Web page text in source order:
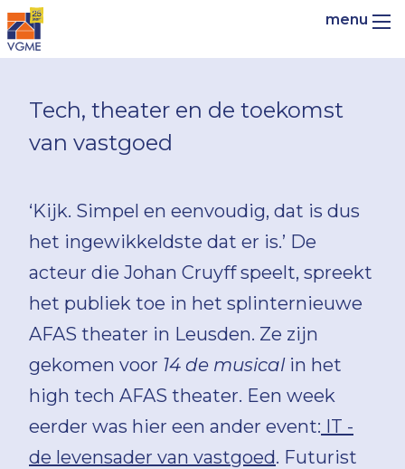
Tech, theater en de toekomst
van vastgoed
‘Kijk. Simpel en eenvoudig, dat is dus
het ingewikkeldste dat er is.’ De
acteur die Johan Cruyff speelt, spreekt
het publiek toe in het splinternieuwe
AFAS theater in Leusden. Ze zijn
gekomen voor 14 de musicalin het
high tech AFAS theater. Een week
eerder was hier een ander event: IT -
de levensader van vastgoed. Futurist